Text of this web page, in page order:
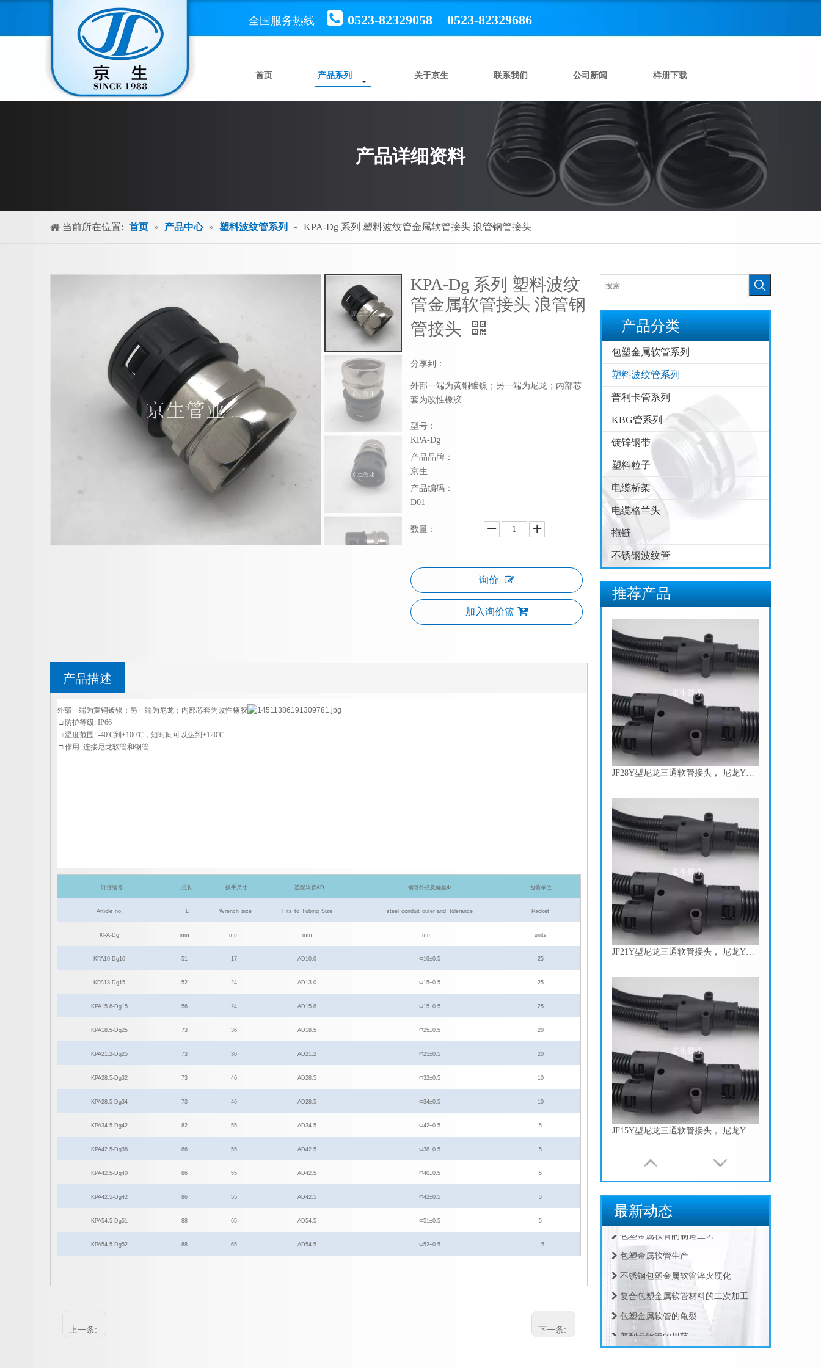
全国服务热线  0523-82329058 0523-82329686
首页 产品系列 关于京生 联系我们 公司新闻 样册下载
产品详细资料
当前所在位置: 首页 » 产品中心 » 塑料波纹管系列 » KPA-Dg 系列 塑料波纹管金属软管接头 浪管钢管接头
KPA-Dg 系列 塑料波纹
管金属软管接头 浪管钢
管接头
分享到：
外部一端为黄铜镀镍；另一端为尼龙；内部芯
套为改性橡胶
型号：
KPA-Dg
产品品牌：
京生
产品编码：
D01
数量：
询价
加入询价篮
产品描述
外部一端为黄铜镀镍；另一端为尼龙；内部芯套为改性橡胶
□ 防护等级: IP66
□ 温度范围: -40℃到+100℃，短时间可以达到+120℃
□ 作用: 连接尼龙软管和钢管
订货编号 总长 扳手尺寸 适配软管AD 钢管外径及偏差Φ 包装单位
Article no. L Wrench size Fits to Tubing Size steel conduit outer and tolerance Packet
KPA-Dg mm mm mm mm units
KPA10-Dg10 51 17 AD10.0 Φ10±0.5 25
KPA13-Dg15 52 24 AD13.0 Φ15±0.5 25
KPA15.8-Dg15 56 24 AD15.8 Φ15±0.5 25
KPA18.5-Dg25 73 36 AD18.5 Φ25±0.5 20
KPA21.2-Dg25 73 36 AD21.2 Φ25±0.5 20
KPA28.5-Dg32 73 46 AD28.5 Φ32±0.5 10
KPA28.5-Dg34 73 46 AD28.5 Φ34±0.5 10
KPA34.5-Dg42 82 55 AD34.5 Φ42±0.5 5
KPA42.5-Dg38 86 55 AD42.5 Φ38±0.5 5
KPA42.5-Dg40 86 55 AD42.5 Φ40±0.5 5
KPA42.5-Dg42 86 55 AD42.5 Φ42±0.5 5
KPA54.5-Dg51 88 65 AD54.5 Φ51±0.5 5
KPA54.5-Dg52 88 65 AD54.5 Φ52±0.5 5
上一条: 下一条:
产品分类
包塑金属软管系列
塑料波纹管系列
普利卡管系列
KBG管系列
镀锌钢带
塑料粒子
电缆桥架
电缆格兰头
拖链
不锈钢波纹管
推荐产品
JF28Y型尼龙三通软管接头， 尼龙Y型三通，Y型三通快速接头 塑料波纹管Y型接头
JF21Y型尼龙三通软管接头， 尼龙Y型三通，Y型三通快速接头 塑料波纹管Y型接头
JF15Y型尼龙三通软管接头， 尼龙Y型三通，Y型三通快速接头 塑料波纹管Y型接头
最新动态
江苏京生管业有限公司危险废物管理制度公司
包塑金属软管的制造工艺
包塑金属软管生产
复合包塑金属软管材料的二次加工
包塑金属软管的龟裂
普利卡软管的规范
包塑软管的规范